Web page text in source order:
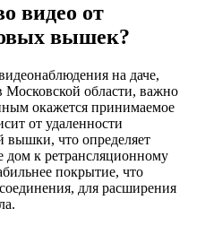
видео от
вышек?
на даче,
Московской области, важно
окажется принимаемое
от удаленности
вышки, что определяет
дом к ретрансляционному
покрытие, что
для расширения